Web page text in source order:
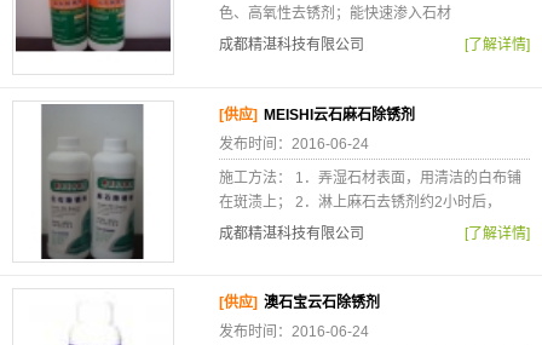
色、高氧性去锈剂；能快速渗入石材
成都精湛科技有限公司
[了解详情]
[供应] MEISHI云石麻石除锈剂
发布时间：2016-06-24
施工方法： 1．弄湿石材表面，用清洁的白布铺
在斑渍上； 2．淋上麻石去锈剂约2小时后，
成都精湛科技有限公司
[了解详情]
[供应] 澳石宝云石除锈剂
发布时间：2016-06-24